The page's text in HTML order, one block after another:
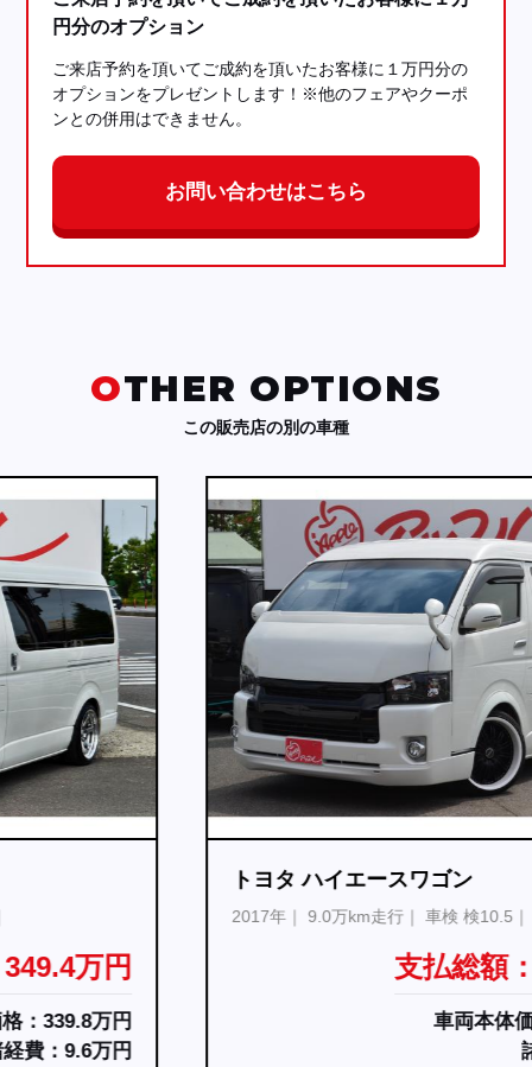
円分のオプション
ご来店予約を頂いてご成約を頂いたお客様に１万円分の
オプションをプレゼントします！※他のフェアやクーポ
ンとの併用はできません。
お問い合わせはこちら
OTHER OPTIONS
この販売店の別の車種
トヨタ ハイエースワゴン
車検 検10.5
支払総額：399.8万円
車両本体価格：389.8万円